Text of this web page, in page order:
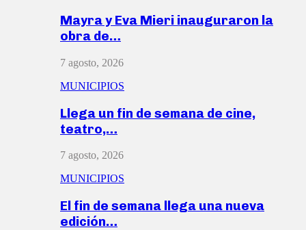
Mayra y Eva Mieri inauguraron la
obra de…
7 agosto, 2026
MUNICIPIOS
Llega un fin de semana de cine,
teatro,…
7 agosto, 2026
MUNICIPIOS
El fin de semana llega una nueva
edición…